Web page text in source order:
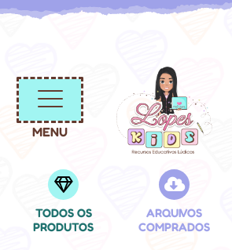
MENU
TODOS OS
PRODUTOS
ARQUIVOS
COMPRADOS